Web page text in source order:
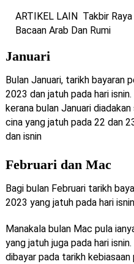
ARTIKEL LAIN Takbir
Bacaan Arab Dan Rumi
Januari
Bulan Januari, tarikh bayaran
2023 dan jatuh pada hari
kerana bulan Januari
cina yang jatuh pada 22 dan
dan isnin
Februari dan Mac
Bagi bulan Februari tarikh
2023 yang jatuh pada hari isnin
Manakala bulan Mac pula
yang jatuh juga pada hari
dibayar pada tarikh